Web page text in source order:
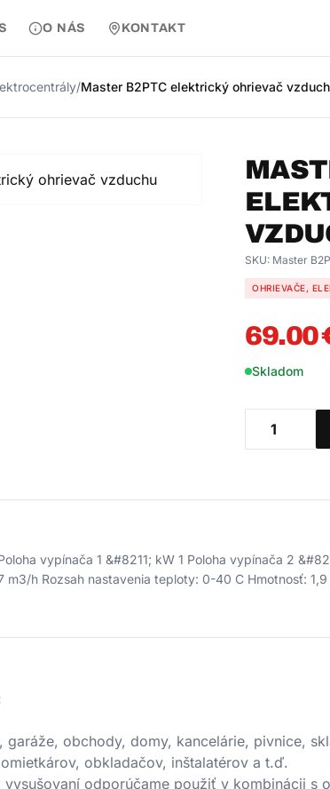
O NÁS KONTAKT
/Master B2PTC elektrický ohrievač
SKU: Master
OHRIEVAČE,
69.00
Skladom
vypínača 1 &#8211; kW 1 Poloha vypínača 2
m3/h Rozsah nastavenia teploty: 0-40 C Hmotnosť:
obchody, domy, kancelárie, pivnice,
obkladačov, inštalatérov a t.ď.
odporúčame použiť v kombinácii s